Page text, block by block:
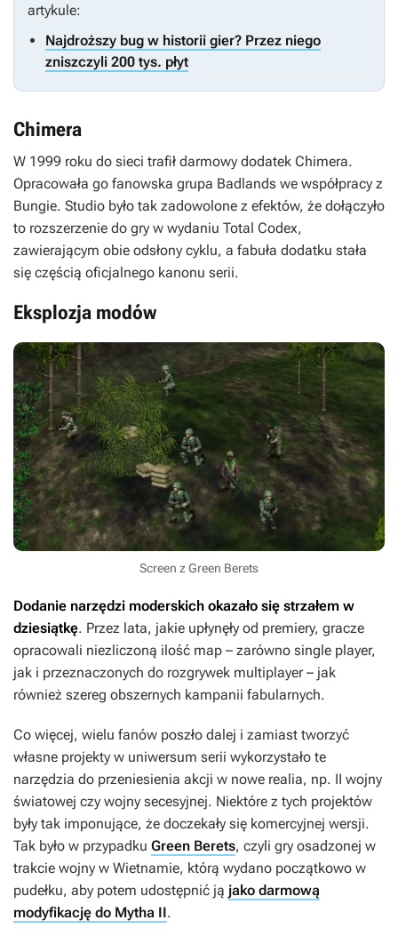
artykule:
Najdroższy bug w historii gier? Przez niego
zniszczyli 200 tys. płyt
Chimera
W 1999 roku do sieci trafił darmowy dodatek Chimera.
Opracowała go fanowska grupa Badlands we współpracy z
Bungie. Studio było tak zadowolone z efektów, że dołączyło
to rozszerzenie do gry w wydaniu Total Codex,
zawierającym obie odsłony cyklu, a fabuła dodatku stała
się częścią oficjalnego kanonu serii.
Eksplozja modów
Screen z Green Berets
Dodanie narzędzi moderskich okazało się strzałem w
dziesiątkę. Przez lata, jakie upłynęły od premiery, gracze
opracowali niezliczoną ilość map – zarówno single player,
jak i przeznaczonych do rozgrywek multiplayer – jak
również szereg obszernych kampanii fabularnych.
Co więcej, wielu fanów poszło dalej i zamiast tworzyć
własne projekty w uniwersum serii wykorzystało te
narzędzia do przeniesienia akcji w nowe realia, np. II wojny
światowej czy wojny secesyjnej. Niektóre z tych projektów
były tak imponujące, że doczekały się komercyjnej wersji.
Tak było w przypadku Green Berets, czyli gry osadzonej w
trakcie wojny w Wietnamie, którą wydano początkowo w
pudełku, aby potem udostępnić ją jako darmową
modyfikację do Mytha II.